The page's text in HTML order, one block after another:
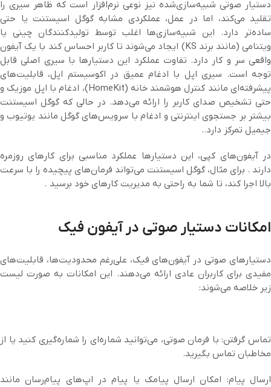
دستیار صوتی شبیه‌سازی‌شده نیز نوعی نرم‌افزار است که ظاهر سیری را
تقلید می‌کند، اما در عمل، عملکردی مشابه گوگل اسیستنت یا حتی
ساده‌تر دارد. این شبیه‌سازی‌ها اغلب توسط تولیدکنندگان چینی یا
ویتنامی (مانند برند KS) ایجاد می‌شوند تا کاربر احساس کند با یک آیفون
واقعی سر و کار دارد. تفاوت عملکرد این دستیارها با سیری اصلی قابل
توجه است. سیری اپل با ادغام عمیق در اکوسیستم اپل، قابلیت‌های
پیشرفته‌ای مانند کنترل هوشمند خانه (HomeKit)، ادغام با اپل موزیک و
حتی تشخیص صدای کاربر را ارائه می‌دهد. در حالی که گوگل اسیستنت
بیشتر بر جستجوی اینترنتی و ادغام با سرویس‌های گوگل مانند یوتیوب و
جیمیل تمرکز دارد..
در آیفون‌های کپی، این دستیارها عملکرد مناسبی برای کارهای روزمره
دارند . برای مثال، گوگل اسیستنت می‌تواند فرمان‌های پیچیده را با سرعت
بالا اجرا کند، تا شما به راحتی به مدیریت کارهای خود برسید .
امکانات دستیار صوتی در آیفون فیک
دستیارهای صوتی در آیفون‌های فیک، علی‌رغم محدودیت‌ها، قابلیت‌های
مفیدی برای کاربران عادی ارائه می‌دهند. این امکانات به صورت لیست
زیر خلاصه می‌شوند:
تماس گرفتن: با فرمان صوتی، می‌توانید شماره‌ای را شماره‌گیری کنید یا از
مخاطبان تماس بگیرید.
ارسال پیام: امکان ارسال پیامک یا پیام در اپ‌های پیام‌رسان مانند